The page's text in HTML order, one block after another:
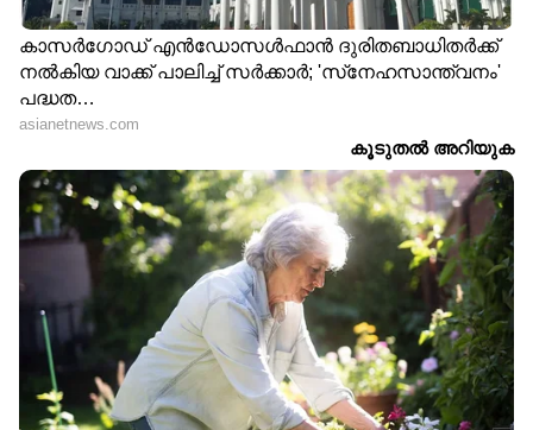
ബംഗാൾ ഉൾക്കടൽ എന്നിവിടങ്ങളിൽ
മണിക്കൂറിൽ 40 മുതൽ 45 കിലോമീറ്റര്‍
വേഗതയിലും ചിലവസരങ്ങളിൽ മണിക്കൂറിൽ
55 കിലോമീറ്റര്‍ വരെ വേഗതയിലും ശക്തമായ
കാറ്റിനും മോശം കാലാവസ്ഥയ്ക്കും സാധ്യത.
ആന്ധ്ര പ്രദേശ് തീരം, തെക്ക് പടിഞ്ഞാറൻ
അതിനോട് ചേർന്നുള്ള മധ്യ പടിഞ്ഞാറൻ
അറബിക്കടൽ, സോമാലിയൻ തീരം,ഗൾഫ് ഓഫ്
മാന്നാർ, തെക്ക് ശ്രീലങ്കൻ തീരം, വടക്ക്
ഭാഗത്തെ തെക്ക് -പടിഞ്ഞാറൻ അതിനോട്
ചേർന്നുള്ള തെക്ക് കിഴക്കൻ ബംഗാൾ